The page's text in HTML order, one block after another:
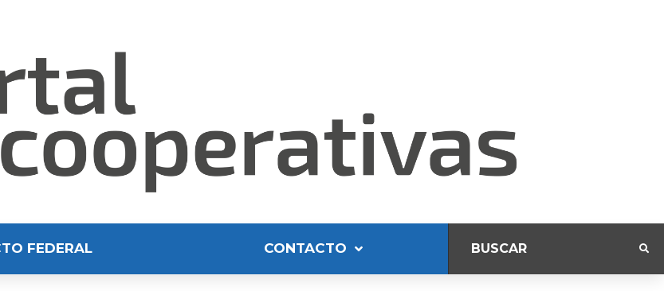
FEDERAL CONTACTO